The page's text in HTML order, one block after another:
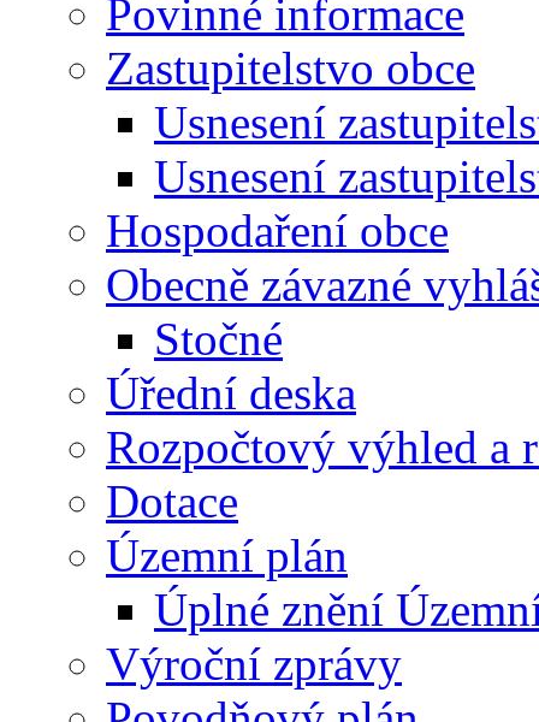
Povinné informace
Zastupitelstvo obce
Usnesení
Usnesení
Hospodaření obce
Obecně závazné
Stočné
Úřední deska
Rozpočtový výhled a
Dotace
Územní plán
Úplné znění
Výroční zprávy